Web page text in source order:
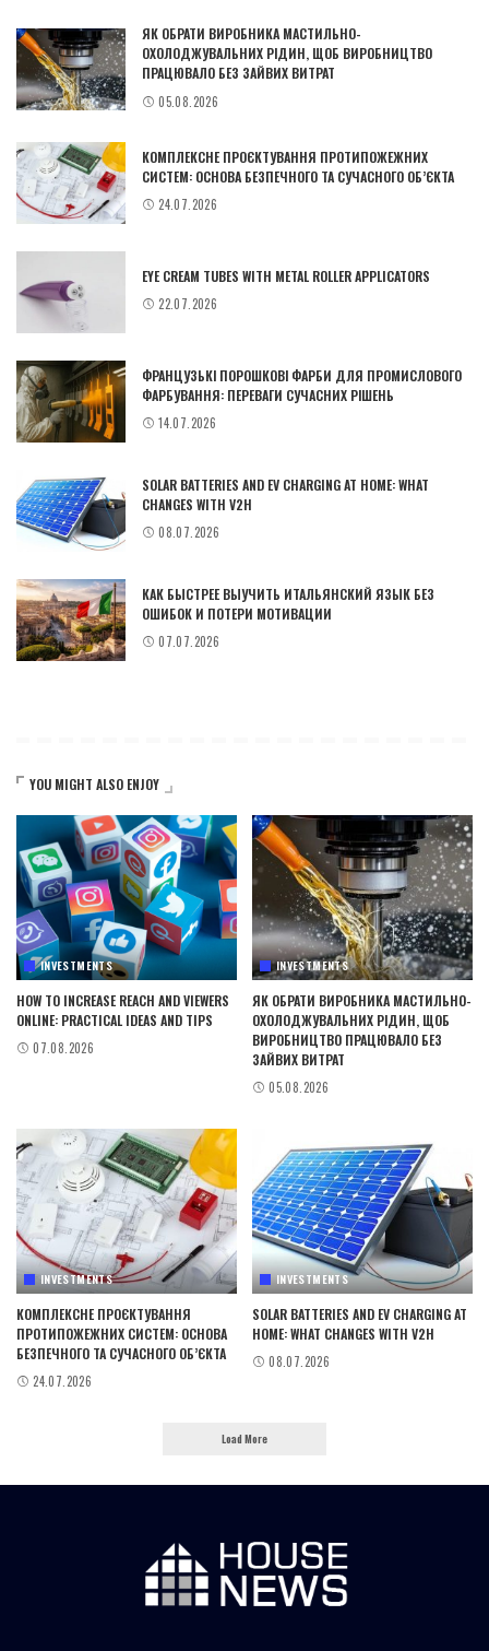
ЯК ОБРАТИ ВИРОБНИКА МАСТИЛЬНО-
ОХОЛОДЖУВАЛЬНИХ РІДИН, ЩОБ ВИРОБНИЦТВО
ПРАЦЮВАЛО БЕЗ ЗАЙВИХ ВИТРАТ
05.08.2026
КОМПЛЕКСНЕ ПРОЄКТУВАННЯ ПРОТИПОЖЕЖНИХ
СИСТЕМ: ОСНОВА БЕЗПЕЧНОГО ТА СУЧАСНОГО ОБ’ЄКТА
24.07.2026
EYE CREAM TUBES WITH METAL ROLLER APPLICATORS
22.07.2026
ФРАНЦУЗЬКІ ПОРОШКОВІ ФАРБИ ДЛЯ ПРОМИСЛОВОГО
ФАРБУВАННЯ: ПЕРЕВАГИ СУЧАСНИХ РІШЕНЬ
14.07.2026
SOLAR BATTERIES AND EV CHARGING AT HOME: WHAT
CHANGES WITH V2H
08.07.2026
КАК БЫСТРЕЕ ВЫУЧИТЬ ИТАЛЬЯНСКИЙ ЯЗЫК БЕЗ
ОШИБОК И ПОТЕРИ МОТИВАЦИИ
07.07.2026
YOU MIGHT ALSO ENJOY
INVESTMENTS
HOW TO INCREASE REACH AND VIEWERS
ONLINE: PRACTICAL IDEAS AND TIPS
07.08.2026
INVESTMENTS
ЯК ОБРАТИ ВИРОБНИКА МАСТИЛЬНО-
ОХОЛОДЖУВАЛЬНИХ РІДИН, ЩОБ
ВИРОБНИЦТВО ПРАЦЮВАЛО БЕЗ
ЗАЙВИХ ВИТРАТ
05.08.2026
INVESTMENTS
КОМПЛЕКСНЕ ПРОЄКТУВАННЯ
ПРОТИПОЖЕЖНИХ СИСТЕМ: ОСНОВА
БЕЗПЕЧНОГО ТА СУЧАСНОГО ОБ’ЄКТА
24.07.2026
INVESTMENTS
SOLAR BATTERIES AND EV CHARGING AT
HOME: WHAT CHANGES WITH V2H
08.07.2026
Load More